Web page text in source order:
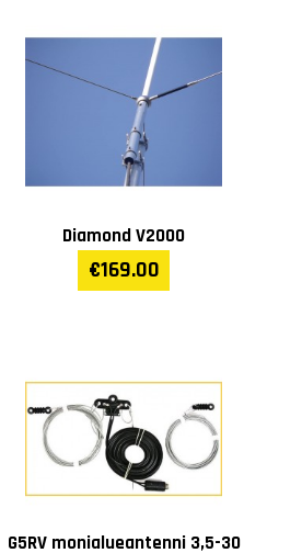
Diamond V2000
€169.00
G5RV monialueantenni 3,5-30